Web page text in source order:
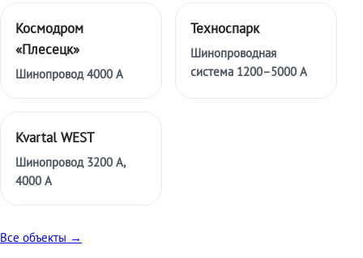
Космодром
«Плесецк»
Шинопровод 4000 А
Техноспарк
Шинопроводная
система 1200–5000 А
Kvartal WEST
Шинопровод 3200 А,
4000 А
Все объекты →